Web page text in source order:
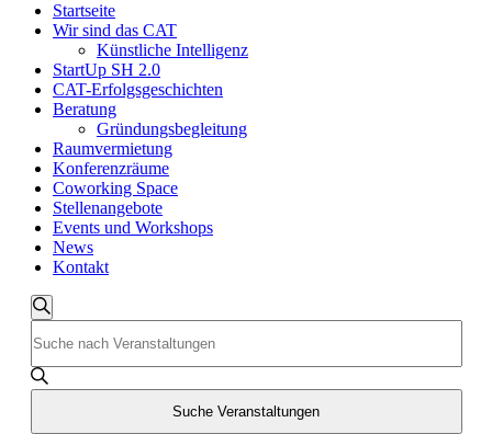
Startseite
Wir sind das CAT
Künstliche Intelligenz
StartUp SH 2.0
CAT-Erfolgsgeschichten
Beratung
Gründungsbegleitung
Raumvermietung
Konferenzräume
Coworking Space
Stellenangebote
Events und Workshops
News
Kontakt
Veranstaltungen
Suche
und
Ansichten,
Navigation
Suche
Schlüsselwort
eingeben.
Suche
Veranstaltungen
Suche Veranstaltungen